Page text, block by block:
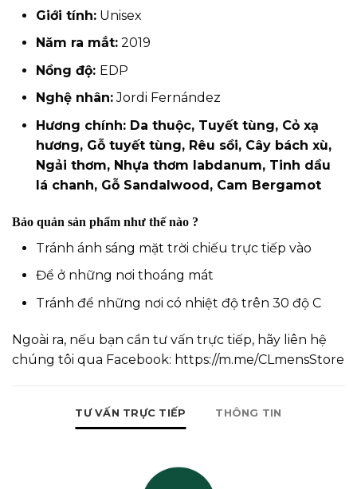
Giới tính: Unisex
Năm ra mắt: 2019
Nồng độ: EDP
Nghệ nhân:Jordi Fernández
Hương chính: Da thuộc, Tuyết tùng, Cỏ xạ
hương, Gỗ tuyết tùng, Rêu sồi, Cây bách xù,
Ngải thơm, Nhựa thơm labdanum, Tinh dầu
lá chanh, Gỗ Sandalwood, Cam Bergamot
Bảo quản sản phẩm như thế nào ?
Tránh ánh sáng mặt trời chiếu trực tiếp vào
Để ở những nơi thoáng mát
Tránh để những nơi có nhiệt độ trên 30 độ C
Ngoài ra, nếu bạn cần tư vấn trực tiếp, hãy liên hệ
chúng tôi qua Facebook: https://m.me/CLmensStore
TƯ VẤN TRỰC TIẾP THÔNG TIN